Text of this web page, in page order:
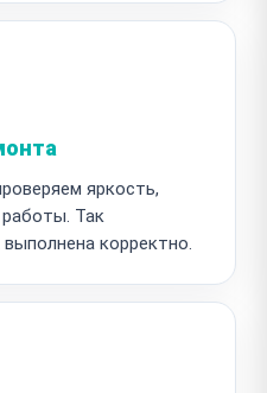
яркость,
Так
корректно.